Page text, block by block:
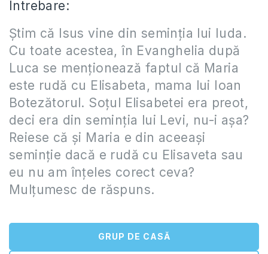
Întrebare:
Știm că Isus vine din seminția lui Iuda.
Cu toate acestea, în Evanghelia după
Luca se menționează faptul că Maria
este rudă cu Elisabeta, mama lui Ioan
Botezătorul. Soțul Elisabetei era preot,
deci era din seminția lui Levi, nu-i așa?
Reiese că și Maria e din aceeași
seminție dacă e rudă cu Elisaveta sau
eu nu am înțeles corect ceva?
Mulțumesc de răspuns.
GRUP DE CASĂ